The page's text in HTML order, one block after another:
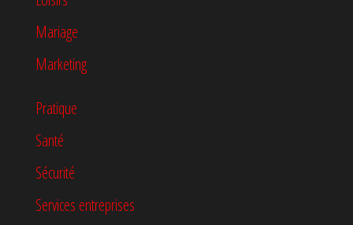
Mariage
Marketing
Pratique
Santé
Sécurité
Services entreprises